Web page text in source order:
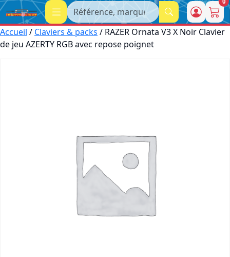
Recherche
Accueil / Claviers & packs / RAZER Ornata V3 X Noir Clavier
de jeu AZERTY RGB avec repose poignet